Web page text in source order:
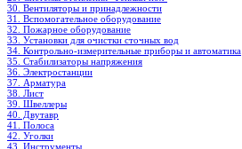
30. Вентиляторы и принадлежности
31. Вспомогательное оборудование
32. Пожарное оборудование
33. Установки для очистки сточных вод
34. Контрольно-измерительные приборы и автоматика
35. Стабилизаторы напряжения
36. Электростанции
37. Арматура
38. Лист
39. Швеллеры
40. Двутавр
41. Полоса
42. Уголки
43. Инструменты